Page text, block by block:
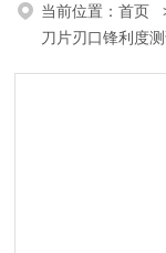
当前位置：首页
刀片刃口锋利度